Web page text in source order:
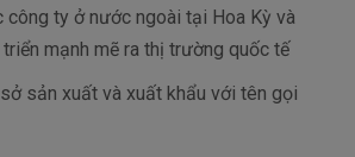
công ty ở nước ngoài tại Hoa Kỳ và
triển mạnh mẽ ra thị trường quốc tế
sản xuất và xuất khẩu với tên gọi